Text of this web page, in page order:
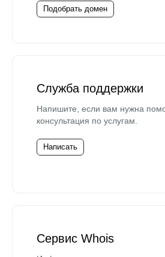
Подобрать домен
Служба поддержки
Напишите, если вам нужна
консультация по услугам.
Написать
Сервис Whois